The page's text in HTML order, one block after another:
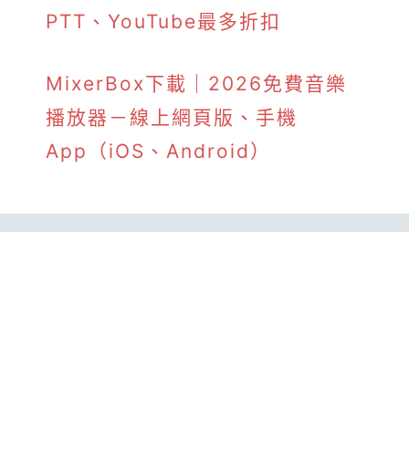
PTT、YouTube最多折扣
MixerBox下載｜2026免費音樂
播放器－線上網頁版、手機
App（iOS、Android）